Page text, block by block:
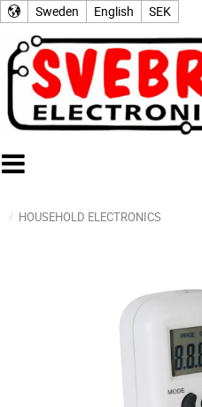
Sweden English SEK
HOUSEHOLD ELECTRONICS